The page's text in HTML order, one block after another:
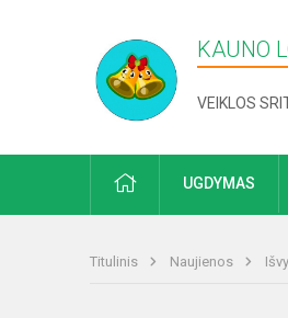
KAUNO
VEIKLOS
PRADŽIAUGDYMAS
Titulinis Naujienos